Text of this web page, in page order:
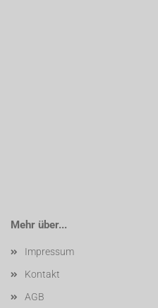
Mehr über...
Impressum
Kontakt
AGB